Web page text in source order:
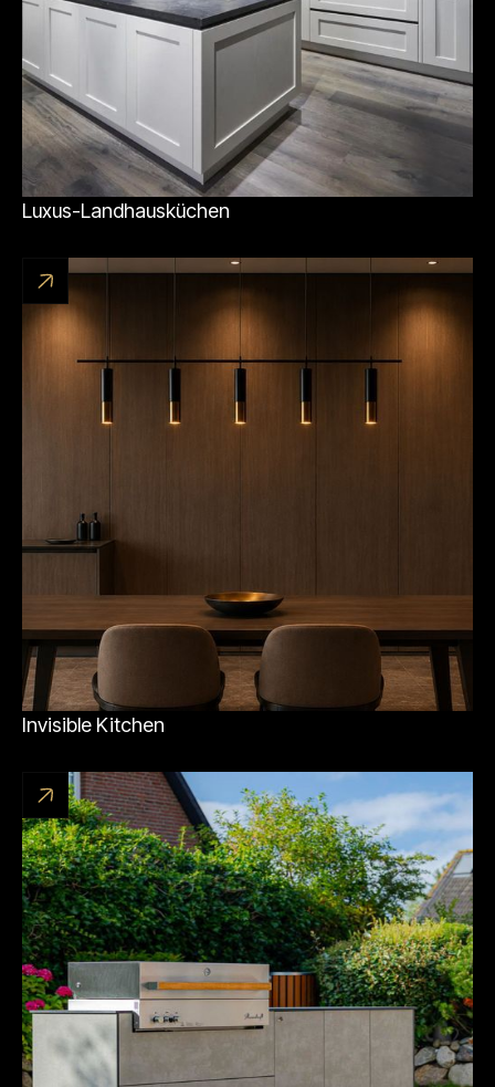
Luxus-Landhausküchen
Invisible Kitchen